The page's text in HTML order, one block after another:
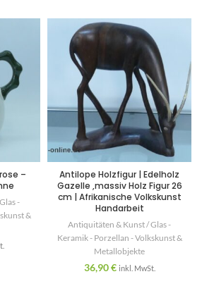
–
-
&
Antilope Holzfigur | Edelholz
Gazelle ,massiv Holz Figur 26
cm | Afrikanische Volkskunst
Handarbeit
Antiquitäten & Kunst / Glas -
Keramik - Porzellan - Volkskunst &
Metallobjekte
36,90€ inkl. MwSt.